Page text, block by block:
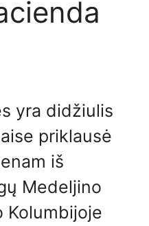
yra didžiulis
priklausė
iš
Medeljino
Kolumbijoje